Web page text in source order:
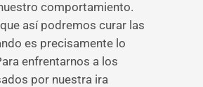
comportamiento.
así podremos curar las
es precisamente lo
enfrentarnos a los
por nuestra ira